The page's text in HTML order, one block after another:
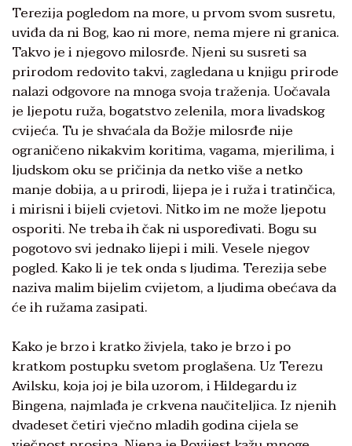
Terezija pogledom na more, u prvom svom susretu,
uviđa da ni Bog, kao ni more, nema mjere ni granica.
Takvo je i njegovo milosrđe. Njeni su susreti sa
prirodom redovito takvi, zagledana u knjigu prirode
nalazi odgovore na mnoga svoja traženja. Uočavala
je ljepotu ruža, bogatstvo zelenila, mora livadskog
cvijeća. Tu je shvaćala da Božje milosrđe nije
ograničeno nikakvim koritima, vagama, mjerilima, i
ljudskom oku se pričinja da netko više a netko
manje dobija, a u prirodi, lijepa je i ruža i tratinčica,
i mirisni i bijeli cvjetovi. Nitko im ne može ljepotu
osporiti. Ne treba ih čak ni uspoređivati. Bogu su
pogotovo svi jednako lijepi i mili. Vesele njegov
pogled. Kako li je tek onda s ljudima. Terezija sebe
naziva malim bijelim cvijetom, a ljudima obećava da
će ih ružama zasipati.
Kako je brzo i kratko živjela, tako je brzo i po
kratkom postupku svetom proglašena. Uz Terezu
Avilsku, koja joj je bila uzorom, i Hildegardu iz
Bingena, najmlađa je crkvena naučiteljica. Iz njenih
dvadeset četiri vječno mladih godina cijela se